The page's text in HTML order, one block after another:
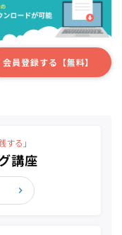
会員登録する【無料】
する」
講座